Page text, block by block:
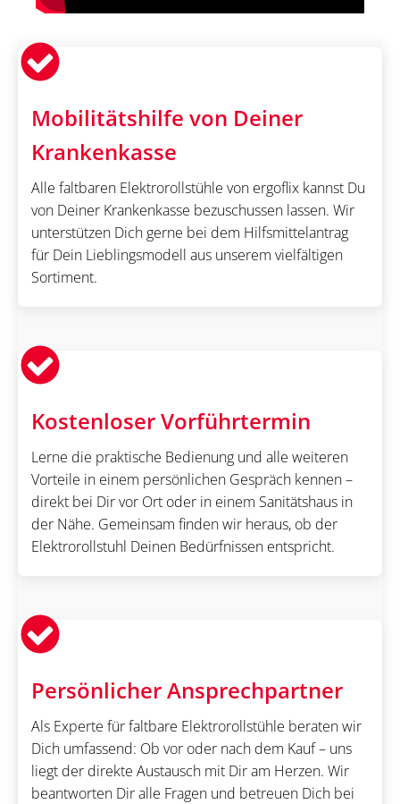
Mobilitätshilfe von Deiner
Krankenkasse
Alle faltbaren Elektrorollstühle von ergoflix kannst Du
von Deiner Krankenkasse bezuschussen lassen. Wir
unterstützen Dich gerne bei dem Hilfsmittelantrag
für Dein Lieblingsmodell aus unserem vielfältigen
Sortiment.
Kostenloser Vorführtermin
Lerne die praktische Bedienung und alle weiteren
Vorteile in einem persönlichen Gespräch kennen –
direkt bei Dir vor Ort oder in einem Sanitätshaus in
der Nähe. Gemeinsam finden wir heraus, ob der
Elektrorollstuhl Deinen Bedürfnissen entspricht.
Persönlicher Ansprechpartner
Als Experte für faltbare Elektrorollstühle beraten wir
Dich umfassend: Ob vor oder nach dem Kauf – uns
liegt der direkte Austausch mit Dir am Herzen. Wir
beantworten Dir alle Fragen und betreuen Dich bei